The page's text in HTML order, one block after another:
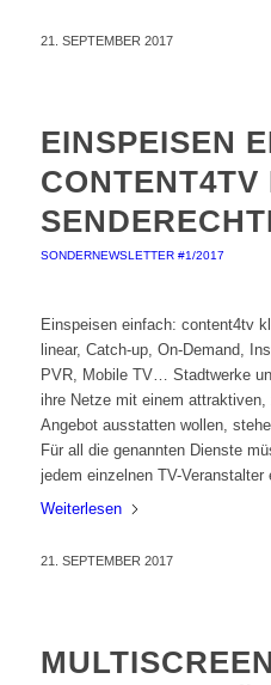
21. SEPTEMBER 2017
EINSPEISEN
SONDERNEWSLETTER #1/2017
Einspeisen einfach: content4tv
linear, Catch-up, On-Demand,
PVR, Mobile TV… Stadtwerke
ihre Netze mit einem
Angebot ausstatten wollen,
Für all die genannten Dienste
jedem einzelnen TV-Veranstalter
Weiterlesen
21. SEPTEMBER 2017